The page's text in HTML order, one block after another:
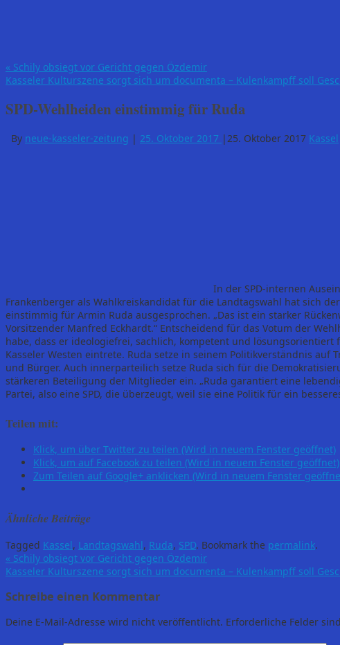
« Schily obsiegt vor Gericht gegen Özdemir
Kasseler Kulturszene sorgt sich um documenta – Kulenkampff soll
SPD-Wehlheiden einstimmig für Ruda
By neue-kasseler-zeitung | 25. Oktober 2017 |25. Oktober 2017 Kassel
In der SPD-internen
Frankenberger als Wahlkreiskandidat für die Landtagswahl hat sich
einstimmig für Armin Ruda ausgesprochen. „Das ist ein starker
Vorsitzender Manfred Eckhardt.“ Entscheidend für das Votum der
habe, dass er ideologiefrei, sachlich, kompetent und
Kasseler Westen eintrete. Ruda setze in seinem Politikverständnis
und Bürger. Auch innerparteilich setze Ruda sich für die
stärkeren Beteiligung der Mitglieder ein. „Ruda garantiert eine
Partei, also eine SPD, die überzeugt, weil sie eine Politik für ein
Teilen mit:
Klick, um über Twitter zu teilen (Wird in neuem Fenster geöffnet)
Klick, um auf Facebook zu teilen (Wird in neuem Fenster geöffnet)
Zum Teilen auf Google+ anklicken (Wird in neuem Fenster
Ähnliche Beiträge
Tagged Kassel, Landtagswahl, Ruda, SPD. Bookmark the permalink.
« Schily obsiegt vor Gericht gegen Özdemir
Kasseler Kulturszene sorgt sich um documenta – Kulenkampff soll
Schreibe einen Kommentar
Deine E-Mail-Adresse wird nicht veröffentlicht. Erforderliche Felder